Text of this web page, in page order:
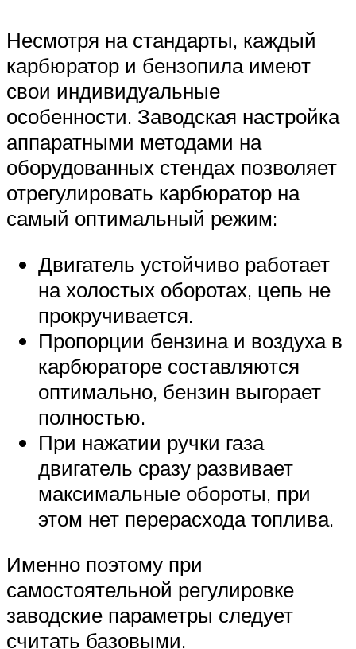
Несмотря на стандарты, каждый
карбюратор и бензопила имеют
свои индивидуальные
особенности. Заводская настройка
аппаратными методами на
оборудованных стендах позволяет
отрегулировать карбюратор на
самый оптимальный режим:
Двигатель устойчиво работает
на холостых оборотах, цепь не
прокручивается.
Пропорции бензина и воздуха в
карбюраторе составляются
оптимально, бензин выгорает
полностью.
При нажатии ручки газа
двигатель сразу развивает
максимальные обороты, при
этом нет перерасхода топлива.
Именно поэтому при
самостоятельной регулировке
заводские параметры следует
считать базовыми.